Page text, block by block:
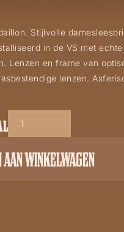
Stijlvolle
in de VS met
Lenzen en frame van
lenzen.
WINKELWAGEN